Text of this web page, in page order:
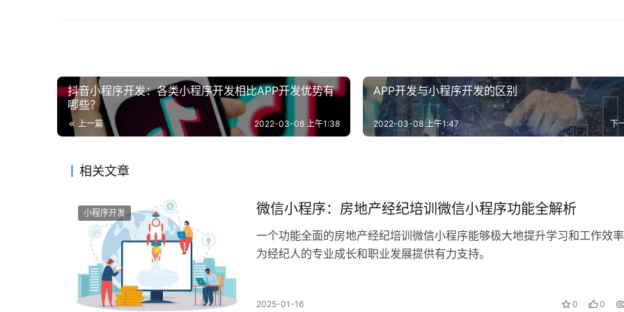
抖音小程序开发：各类小程序开发相比APP开发优势有
哪些？
上一篇 2022-03-08 上午1:38
APP开发与小程序开发的区别
下
2022-03-08 上午1:47
相关文章
小程序开发 微信小程序：房地产经纪培训微信小程序功能全解析
一个功能全面的房地产经纪培训微信小程序能够极大地提升学习和工作效
为经纪人的专业成长和职业发展提供有力支持。
2025-01-16 0 0